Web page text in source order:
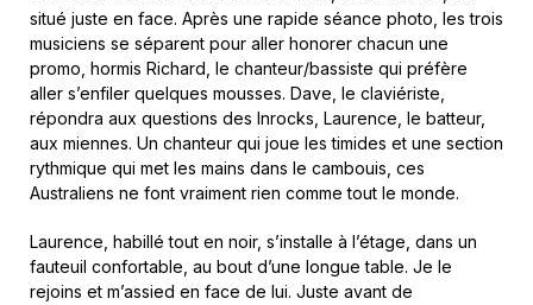
situé juste en face. Après une rapide séance photo, les trois
musiciens se séparent pour aller honorer chacun une
promo, hormis Richard, le chanteur/bassiste qui préfère
aller s’enfiler quelques mousses. Dave, le claviériste,
répondra aux questions des Inrocks, Laurence, le batteur,
aux miennes. Un chanteur qui joue les timides et une section
rythmique qui met les mains dans le cambouis, ces
Australiens ne font vraiment rien comme tout le monde.
Laurence, habillé tout en noir, s’installe à l’étage, dans un
fauteuil confortable, au bout d’une longue table. Je le
rejoins et m’assied en face de lui. Juste avant de